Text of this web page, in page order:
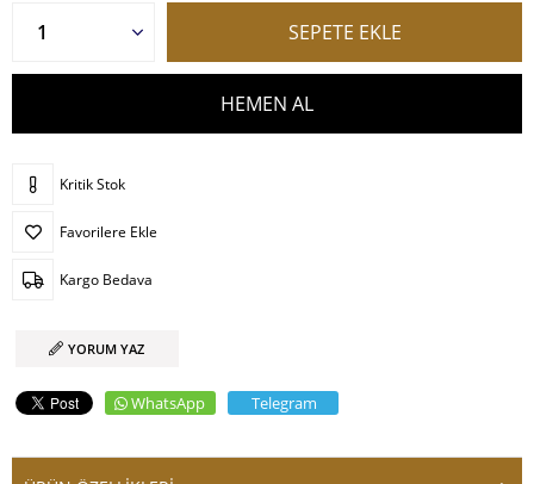
Kritik Stok
Favorilere Ekle
Kargo Bedava
YORUM YAZ
WhatsApp Telegram